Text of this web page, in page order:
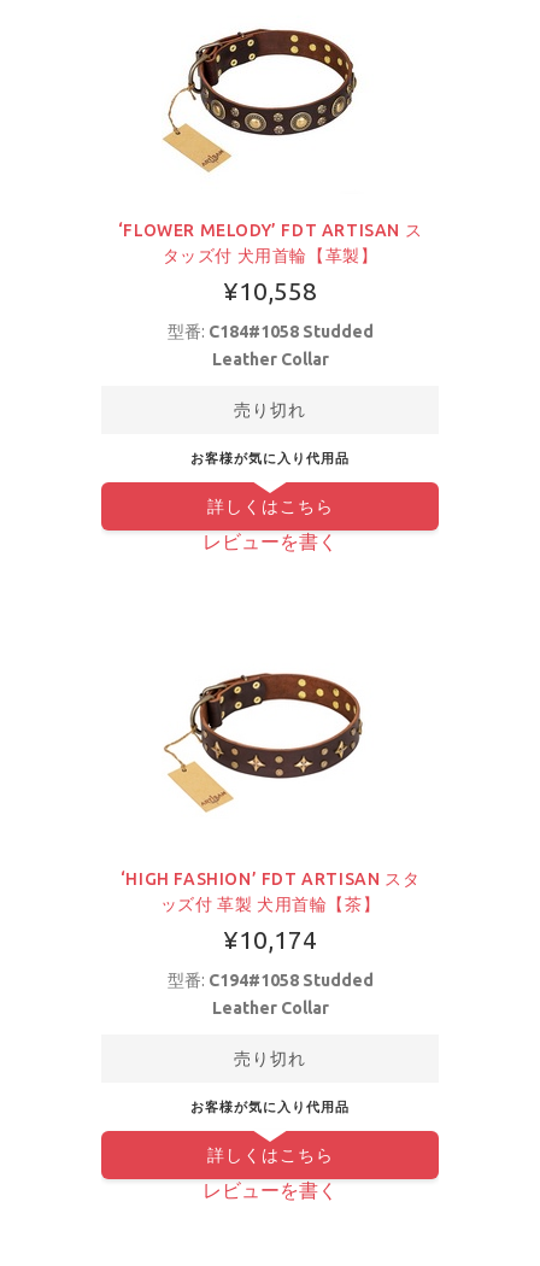
‘FLOWER MELODY’ FDT ARTISAN ス
タッズ付 犬用首輪【革製】
¥10,558
型番: C184#1058 Studded
Leather Collar
売り切れ
お客様が気に入り代用品
詳しくはこちら
レビューを書く
‘HIGH FASHION’ FDT ARTISAN スタ
ッズ付 革製 犬用首輪【茶】
¥10,174
型番: C194#1058 Studded
Leather Collar
売り切れ
お客様が気に入り代用品
詳しくはこちら
レビューを書く